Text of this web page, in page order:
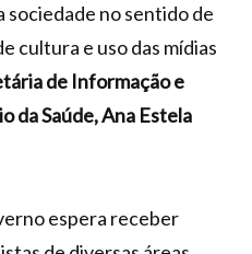
sociedade no sentido de
cultura e uso das mídias
de Informação e
da Saúde, Ana Estela
espera receber